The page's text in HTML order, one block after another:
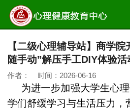
【二级心理辅导站】商学
随手动”解压手工DIY体验活
作者： 时间：2026-06-16
为进一步加强大学生心理
学们舒缓学习与生活压力，